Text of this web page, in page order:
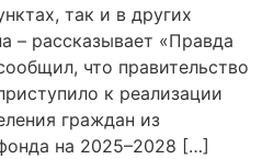
так и в других
– рассказывает «Правда
что правительство
к реализации
граждан из
на 2025–2028 […]